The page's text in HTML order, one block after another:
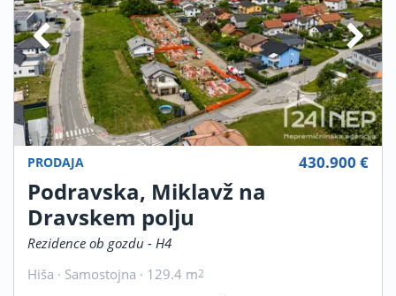
PRODAJA
Podravska, Miklavž na
Dravskem polju
Rezidence ob gozdu - H4
Hiša · Samostojna · 129.4 m2
430.900 €